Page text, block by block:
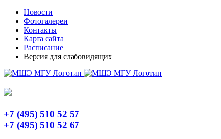
Skip
content
TelegramНовости
Фотогалереи
Контакты
Карта сайта
Расписание
Версия для слабовидящих
+7 (495) 510 52 57
+7 (495) 510 52 67